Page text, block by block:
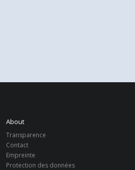
About
Transparence
Contact
Empreinte
Protection des données